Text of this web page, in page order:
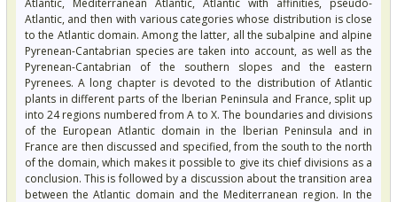
Atlantic, and then with various categories whose distribution is close
to the Atlantic domain. Among the latter, all the subalpine and alpine
Pyrenean-Cantabrian species are taken into account, as well as the
Pyrenean-Cantabrian of the southern slopes and the eastern
Pyrenees. A long chapter is devoted to the distribution of Atlantic
plants in different parts of the lberian Peninsula and France, split up
into 24 regions numbered from A to X. The boundaries and divisions
of the European Atlantic domain in the lberian Peninsula and in
France are then discussed and specified, from the south to the north
of the domain, which makes it possible to give its chief divisions as a
conclusion. This is followed by a discussion about the transition area
between the Atlantic domain and the Mediterranean region. In the